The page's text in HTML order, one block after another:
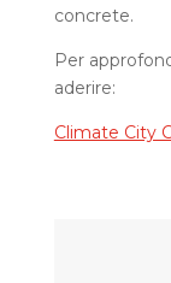
concrete.
Per
aderire:
Climate City